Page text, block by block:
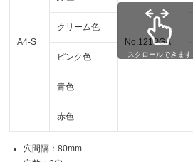
A4-S No.121PGA
クリーム色
ピンク色
青色
赤色
スクロールできます
穴間隔：80mm